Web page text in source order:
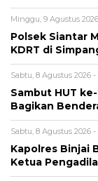
Minggu, 9 Agustus
Polsek Siantar
KDRT di
Sabtu, 8 Agustus 2026 -
Sambut HUT
Bagikan
Sabtu, 8 Agustus 2026 -
Kapolres Binjai
Ketua